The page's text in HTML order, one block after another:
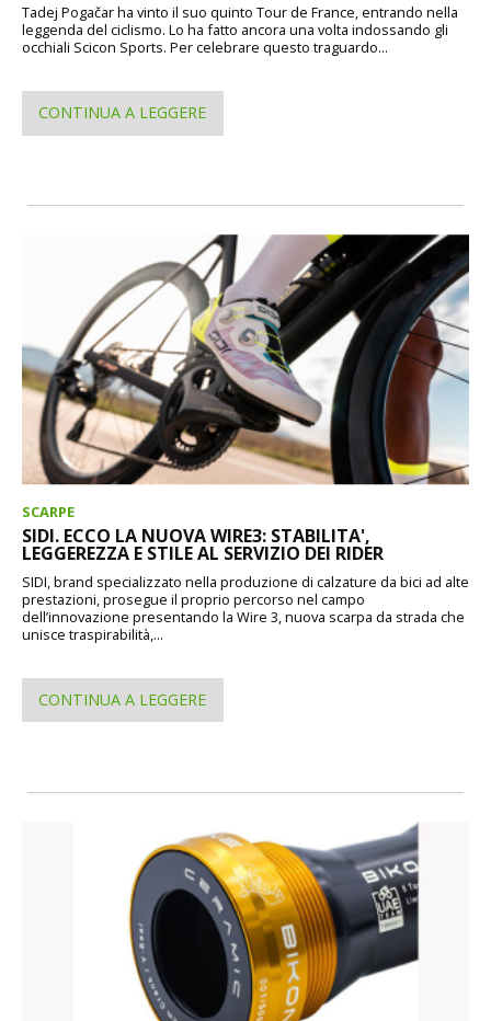
Tadej Pogačar ha vinto il suo quinto Tour de France, entrando nella
leggenda del ciclismo. Lo ha fatto ancora una volta indossando gli
occhiali Scicon Sports. Per celebrare questo traguardo...
CONTINUA A LEGGERE
SCARPE
SIDI. ECCO LA NUOVA WIRE3: STABILITA',
LEGGEREZZA E STILE AL SERVIZIO DEI RIDER
SIDI, brand specializzato nella produzione di calzature da bici ad alte
prestazioni, prosegue il proprio percorso nel campo
dell’innovazione presentando la Wire 3, nuova scarpa da strada che
unisce traspirabilità,...
CONTINUA A LEGGERE